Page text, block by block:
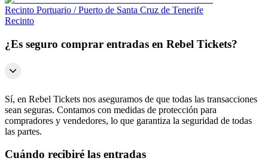
Recinto Portuario / Puerto de Santa Cruz de Tenerife
Recinto
¿Es seguro comprar entradas en Rebel Tickets?
Sí, en Rebel Tickets nos aseguramos de que todas las transacciones
sean seguras. Contamos con medidas de protección para
compradores y vendedores, lo que garantiza la seguridad de todas
las partes.
Cuándo recibiré las entradas